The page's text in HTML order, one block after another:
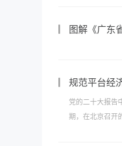
图解《广东
规范平台经
党的二十大报告
期，在北京召开